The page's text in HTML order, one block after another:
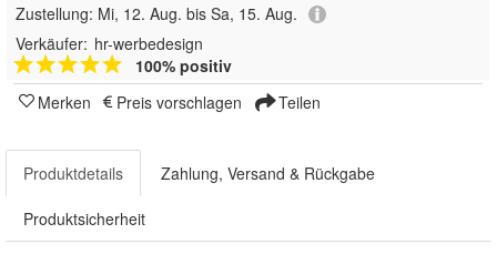
Zustellung: Mi, 12. Aug. bis Sa, 15. Aug.
Verkäufer: hr-werbedesign
100% positiv
Merken
Preis vorschlagen Teilen
Produktdetails Zahlung, Versand & Rückgabe
Produktsicherheit